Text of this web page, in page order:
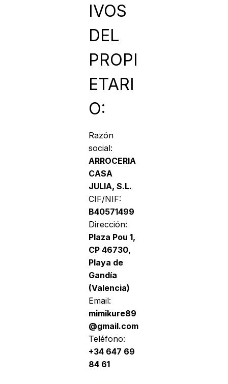
IVOS
DEL
PROPI
ETARI
O:
Razón
social:
ARROCERIA
CASA
JULIA, S.L.
CIF/NIF:
B40571499
Dirección:
Plaza Pou 1,
CP 46730,
Playa de
Gandía
(Valencia)
Email:
mimikure89
@gmail.com
Teléfono:
+34 647 69
84 61